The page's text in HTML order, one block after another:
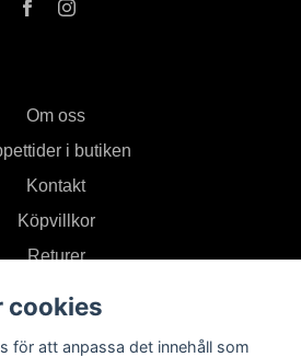
Om oss
i butiken
Kontakt
Köpvillkor
Returer
på vårt nyhetsbrev
cookies
för att anpassa det innehåll som